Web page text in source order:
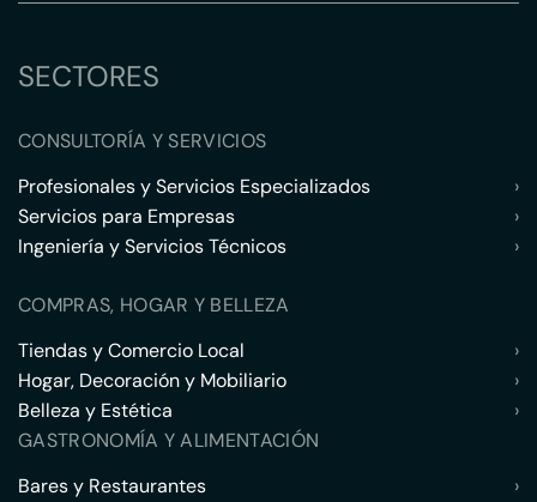
SECTORES
CONSULTORÍA Y SERVICIOS
Profesionales y Servicios Especializados
›
Servicios para Empresas
›
Ingeniería y Servicios Técnicos
›
COMPRAS, HOGAR Y BELLEZA
Tiendas y Comercio Local
›
Hogar, Decoración y Mobiliario
›
Belleza y Estética
›
GASTRONOMÍA Y ALIMENTACIÓN
Bares y Restaurantes
›